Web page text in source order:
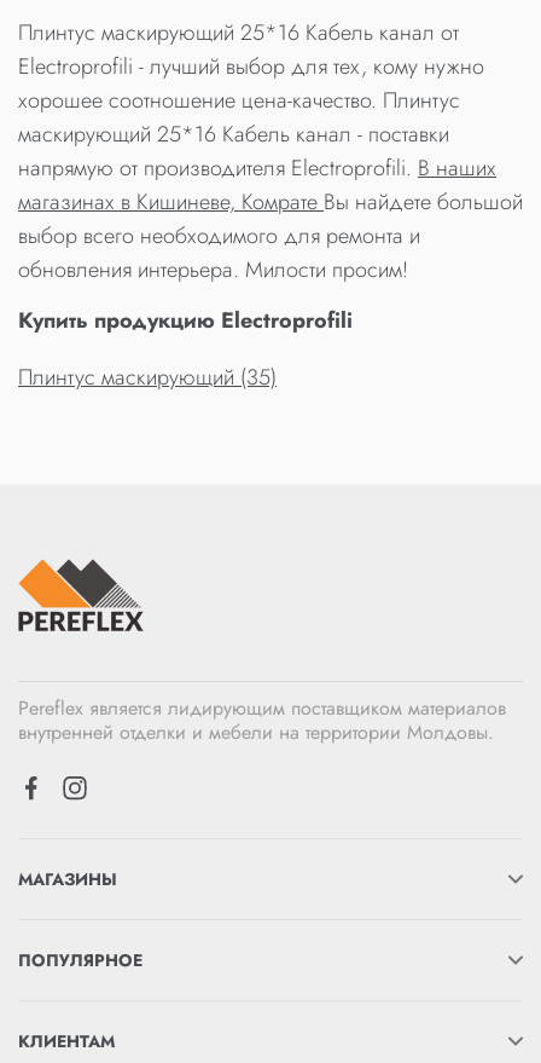
Плинтус маскирующий 25*16 Кабель канал от
Electroprofili - лучший выбор для тех, кому нужно
хорошее соотношение цена-качество. Плинтус
маскирующий 25*16 Кабель канал - поставки
напрямую от производителя Electroprofili. В наших
магазинах в Кишиневе, КомратеВы найдете большой
выбор всего необходимого для ремонта и
обновления интерьера. Милости просим!
Купить продукцию Electroprofili
Плинтус маскирующий (35)
Pereflex является лидирующим поставщиком материалов
внутренней отделки и мебели на территории Молдовы.
МАГАЗИНЫ
ПОПУЛЯРНОЕ
КЛИЕНТАМ